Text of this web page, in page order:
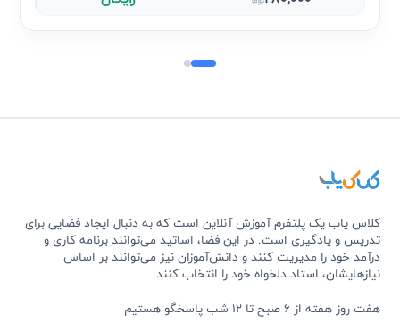
کلاس یاب یک پلتفرم آموزش آنلاین است که به دنبال ایجاد فضایی برای
تدریس و یادگیری است. در این فضا، اساتید می‌توانند برنامه کاری و
درآمد خود را مدیریت کنند و دانش‌آموزان نیز می‌توانند بر اساس
نیازهایشان، استاد دلخواه خود را انتخاب کنند.
هفت روز هفته از 6 صبح تا 12 شب پاسخگو هستیم